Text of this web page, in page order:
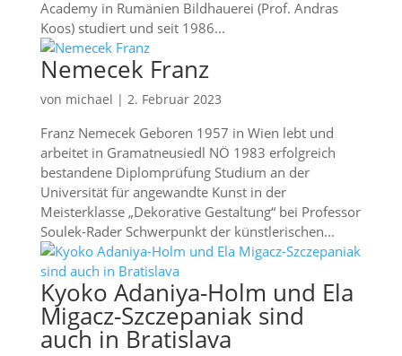
Academy in Rumänien Bildhauerei (Prof. Andras
Koos) studiert und seit 1986...
Nemecek Franz
von michael | 2. Februar 2023
Franz Nemecek Geboren 1957 in Wien lebt und
arbeitet in Gramatneusiedl NÖ 1983 erfolgreich
bestandene Diplomprüfung Studium an der
Universität für angewandte Kunst in der
Meisterklasse „Dekorative Gestaltung“ bei Professor
Soulek-Rader Schwerpunkt der künstlerischen...
Kyoko Adaniya-Holm und Ela
Migacz-Szczepaniak sind
auch in Bratislava